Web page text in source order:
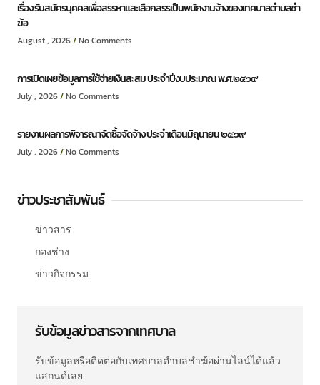
เรื่อง รับสมัครบุคคลเพื่อสรรหาและเลือกสรรเป็นพนักงานจ้างของเทศบาลตำบลชำ
ฆ้อ
August , 2026 No Comments
การเปิดเผยข้อมูลการใช้จ่ายเงินสะสม ประจำปีงบประมาณ พ.ศ.๒๕๖๙
July , 2026 No Comments
รายงานผลการพิจารณาจัดซื้อจัดจ้าง ประจำเดือนมิถุนายน ๒๕๖๙
July , 2026 No Comments
ข่าวประชาสัมพันธ์
ข่าวสาร
กองช่าง
ข่าวกิจกรรม
รับข้อมูลข่าวสารจากเทศบาล
รับข้อมูลหรือติดต่อกับเทศบาลตำบลชำฆ้อผ่านไลน์ได้แล้ว
แสกนด์เลย